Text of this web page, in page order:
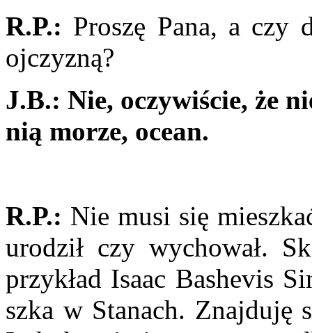
R.P.: Proszę Pana, a czy
ojczyzną?
J.B.: Nie, oczywiście, że
nią morze, ocean.
R.P.: Nie musi się
urodził czy wychował.
przykład Isaac Bashevis
szka w Stanach. Znajduję